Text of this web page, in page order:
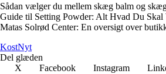
Sådan vælger du mellem skæg balm og
Guide til Setting Powder: Alt Hvad Du Skal
Matas Solrød Center: En oversigt over
KostNyt
Del glæden
X
Facebook Instagram